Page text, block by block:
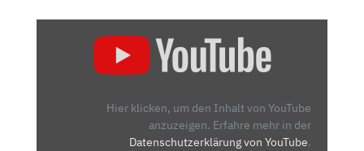
Hier klicken, um den Inhalt von YouTube
anzuzeigen. Erfahre mehr in der
Datenschutzerklärung von YouTube.